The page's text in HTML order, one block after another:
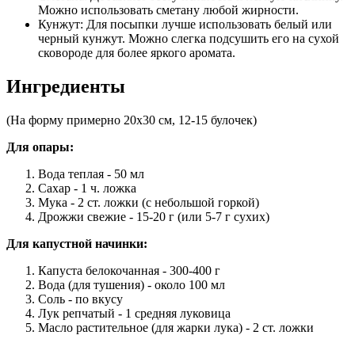
Можно использовать сметану любой жирности.
Кунжут: Для посыпки лучше использовать белый или
черный кунжут. Можно слегка подсушить его на сухой
сковороде для более яркого аромата.
Ингредиенты
(На форму примерно 20х30 см, 12-15 булочек)
Для опары:
Вода теплая - 50 мл
Сахар - 1 ч. ложка
Мука - 2 ст. ложки (с небольшой горкой)
Дрожжи свежие - 15-20 г (или 5-7 г сухих)
Для капустной начинки:
Капуста белокочанная - 300-400 г
Вода (для тушения) - около 100 мл
Соль - по вкусу
Лук репчатый - 1 средняя луковица
Масло растительное (для жарки лука) - 2 ст. ложки